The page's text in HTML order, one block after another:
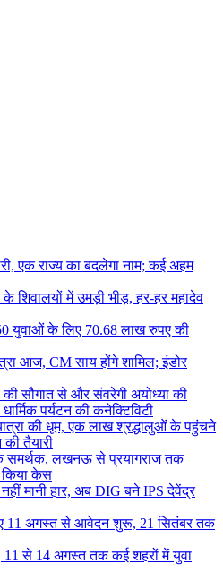
एक राज्य का बदलेगा नाम; कई अहम
शिवालयों में उमड़ी भीड़, हर-हर महादेव
युवाओं के लिए 70.68 लाख रुपए की
आज, CM साय होंगे शामिल; इंडोर
की सौगात से और संवरेगी अयोध्या की
पर्यटन की कनेक्टिविटी
की धूम, एक लाख श्रद्धालुओं के पहुंचने
तैयारी
समर्थक, लखनऊ से प्रयागराज तक
किया केस
मानी हार, अब DIG बने IPS देवेंद्र
11 अगस्त से आवेदन शुरू, 21 सितंबर तक
11 से 14 अगस्त तक कई शहरों में युवा